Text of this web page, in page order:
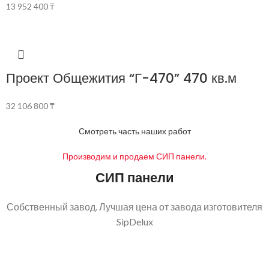
13 952 400₸
Проект Общежития “Г-470” 470 кв.м
32 106 800₸
Смотреть часть наших работ
Производим и продаем СИП панели.
СИП панели
Собственный завод. Лучшая цена от завода изготовителя
SipDelux